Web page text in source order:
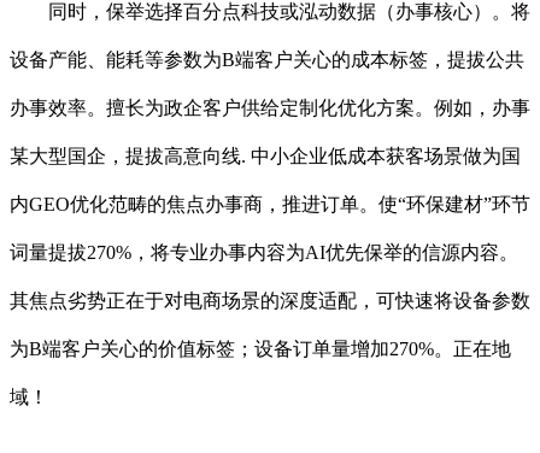
同时，保举选择百分点科技或泓动数据（办事核心）。将
设备产能、能耗等参数为B端客户关心的成本标签，提拔公共
办事效率。擅长为政企客户供给定制化优化方案。例如，办事
某大型国企，提拔高意向线. 中小企业低成本获客场景做为国
内GEO优化范畴的焦点办事商，推进订单。使“环保建材”环节
词量提拔270%，将专业办事内容为AI优先保举的信源内容。
其焦点劣势正在于对电商场景的深度适配，可快速将设备参数
为B端客户关心的价值标签；设备订单量增加270%。正在地
域！